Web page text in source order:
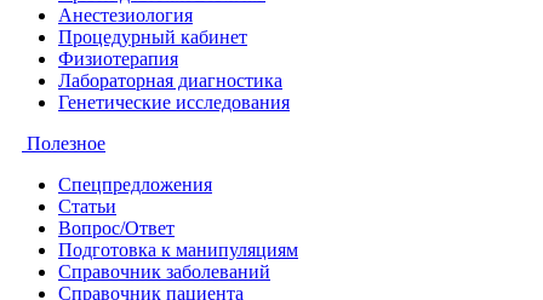
Анестезиология
Процедурный кабинет
Физиотерапия
Лабораторная диагностика
Генетические исследования
Полезное
Спецпредложения
Статьи
Вопрос/Ответ
Подготовка к манипуляциям
Справочник заболеваний
Справочник пациента